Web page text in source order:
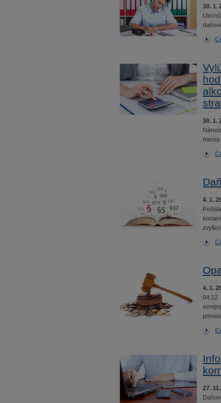
30. 1.
30. 1.
menia
4. 1.
4. 1.
04.12.
27.